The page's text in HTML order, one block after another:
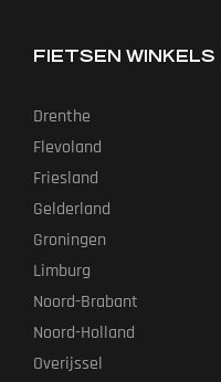
FIETSEN WINKELS
Drenthe
Flevoland
Friesland
Gelderland
Groningen
Limburg
Noord-Brabant
Noord-Holland
Overijssel